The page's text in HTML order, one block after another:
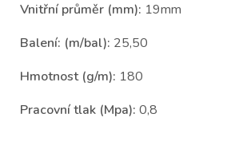
Vnitřní průměr (mm): 19mm
Balení: (m/bal): 25,50
Hmotnost (g/m): 180
Pracovní tlak (Mpa): 0,8